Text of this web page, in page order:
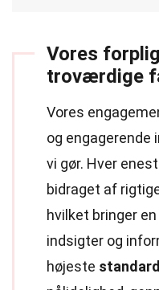
Vores
troværdige
Vores
og engagerende
vi gør. Hver
bidraget af
hvilket bringer
indsigter og
højeste